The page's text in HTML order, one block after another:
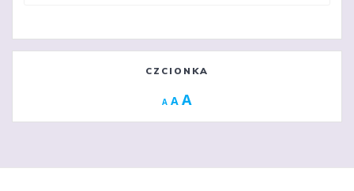
CZCIONKA
A Decrease
A Reset
A